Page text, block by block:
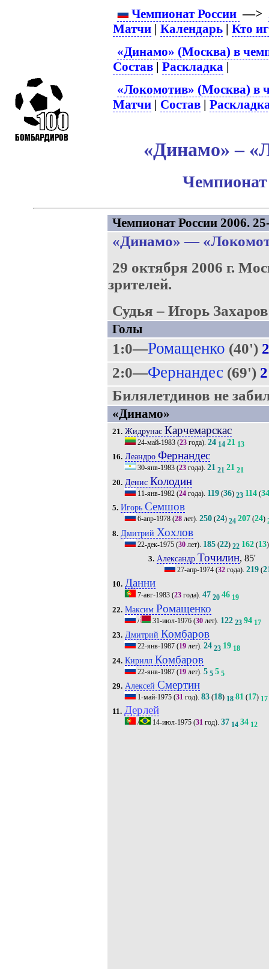
Чемпионат России —>
Матчи |Календарь |Кто
«Динамо» (Москва) в
Состав |Раскладка |
«Локомотив» (Москва) в
Матчи | Состав |
«Динамо» –
Чемпионат
Чемпионат России 2006.
«Динамо» —
29 октября 2006 г.
зрителей.
Судья – Игорь
Голы
1:0—Ромащенко (40')
2:0—Фернандес(69') 2
Билялетдинов не
«Динамо»
21. Жидрунас Карчемарскас
24-май-1983(23года). 24 14 21 13
16. Леандро Фернандес
30-янв-1983(23года). 21 21 21 21
20. Денис Колодин
11-янв-1982(24года). 119(36) 23 114(34
5. Игорь Семшов
6-апр-1978(28лет). 250(24) 24 207(24)
8. Дмитрий Хохлов
22-дек-1975(30лет). 185(22) 22 162(13)
3. Александр Точилин, 85'
27-апр-1974 (32 года).219 (
10. Данни
7-авг-1983(23года). 47 20 46 19
22. Максим Ромащенко
/ 31-июл-1976(30лет). 122 23 94 17
23. Дмитрий Комбаров
22-янв-1987(19лет). 24 23 19 18
24. Кирилл Комбаров
22-янв-1987(19лет). 5 5 5 5
29. Алексей Смертин
1-май-1975(31год). 83(18) 18 81(17) 17
11. Дерлей
/ 14-июл-1975(31год). 37 14 34 12